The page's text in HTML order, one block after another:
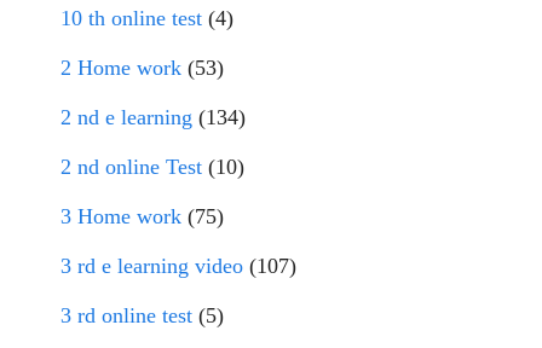
10 th online test (4)
2 Home work (53)
2 nd e learning (134)
2 nd online Test (10)
3 Home work (75)
3 rd e learning video (107)
3 rd online test (5)